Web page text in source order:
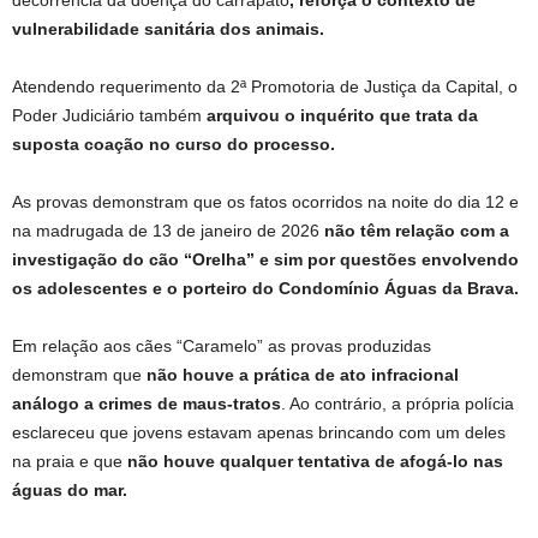
vulnerabilidade sanitária dos animais.
Atendendo requerimento da 2ª Promotoria de Justiça da Capital, o
Poder Judiciário também arquivou o inquérito que trata da
suposta coação no curso do processo.
As provas demonstram que os fatos ocorridos na noite do dia 12 e
na madrugada de 13 de janeiro de 2026 não têm relação com a
investigação do cão “Orelha” e sim por questões envolvendo
os adolescentes e o porteiro do Condomínio Águas da Brava.
Em relação aos cães “Caramelo” as provas produzidas
demonstram que não houve a prática de ato infracional
análogo a crimes de maus-tratos . Ao contrário, a própria polícia
esclareceu que jovens estavam apenas brincando com um deles
na praia e que não houve qualquer tentativa de afogá-lo nas
águas do mar.